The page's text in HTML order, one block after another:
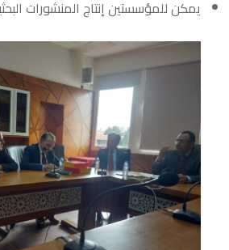
يمكن للمؤسستين إنتاج المنشورات